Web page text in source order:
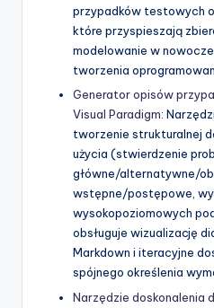
przypadków testowych
które przyspieszają
modelowanie w
tworzenia
Generator opisów
Visual Paradigm:
tworzenie strukturalnej
użycia (stwierdzenie
główne/alternatywne/
wstępne/postępowe,
wysokopoziomowych
obsługuje wizualizację
Markdown i iteracyjne
spójnego określenia
Narzędzie doskonalenia